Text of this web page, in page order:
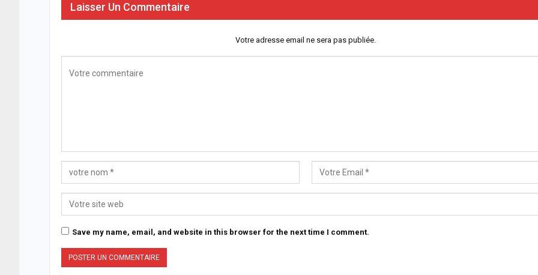
Laisser Un Commentaire
Votre adresse email ne sera pas publiée.
Save my name, email, and website in this browser for the next time I comment.